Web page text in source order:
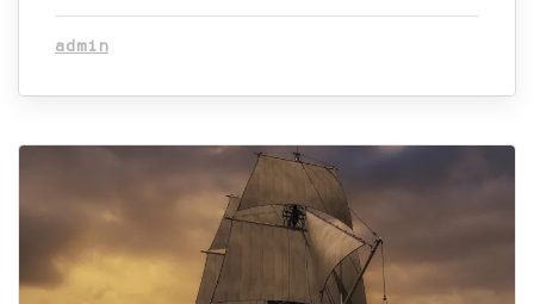
admin